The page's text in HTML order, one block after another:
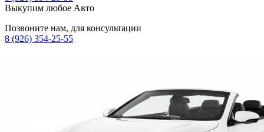
Выкупим любое Авто
Позвоните нам, для консультации
8 (926) 354-25-55